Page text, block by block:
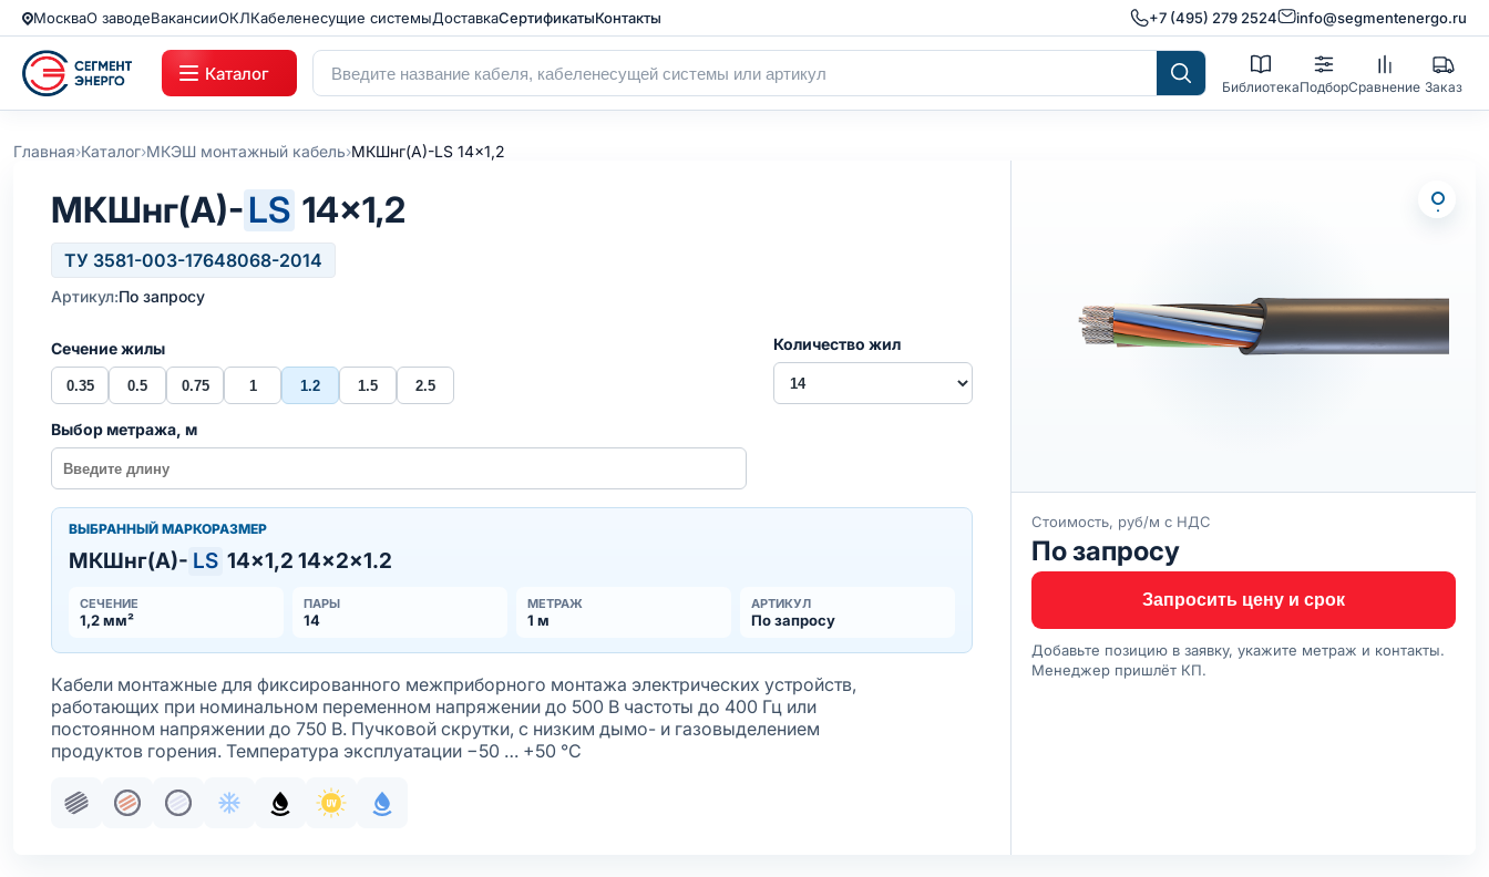
МоскваО заводеВакансииОКЛКабеленесущие системыДоставкаСертификатыКонтакты +7 (495) 279 2524 info@segmentenergo.ru
Каталог
БиблиотекаПодборСравнение Заказ
Главная›Каталог›МКЭШ монтажный кабель›МКШнг(А)-LS 14x1,2
МКШнг(А)-LS 14×1,2
ТУ 3581-003-17648068-2014
Артикул:По запросу
Стоимость, руб/м с НДС
По запросу
Запросить цену и срок
Добавьте позицию в заявку, укажите метраж и контакты.
Менеджер пришлёт КП.
Сечение жилы
0.35 0.5 0.75 1 1.2 1.5 2.5
Количество жил
Выбор метража, м
ВЫБРАННЫЙ МАРКОРАЗМЕР
МКШнг(А)- LS 14×1,2 14×2×1.2
СЕЧЕНИЕ
1,2 мм²
ПАРЫ
14
МЕТРАЖ
1 м
АРТИКУЛ
По запросу
Кабели монтажные для фиксированного межприборного монтажа электрических устройств,
работающих при номинальном переменном напряжении до 500 В частоты до 400 Гц или
постоянном напряжении до 750 В. Пучковой скрутки, с низким дымо- и газовыделением
продуктов горения. Температура эксплуатации −50 … +50 °С
Пучковая скрутка
Жила медная многопроволочная
Жила медная многопроволочная лужёная
Хладостойкое исполнение оболочки
Маслобензостойкое исполнение оболочки
Стойкость к ультрафиолету
С водоблокирующим элементом